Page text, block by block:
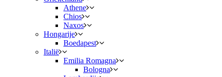
Athene
Chios
Naxos
Hongarije
Boedapest
Italië
Emilia Romagna
Bologna